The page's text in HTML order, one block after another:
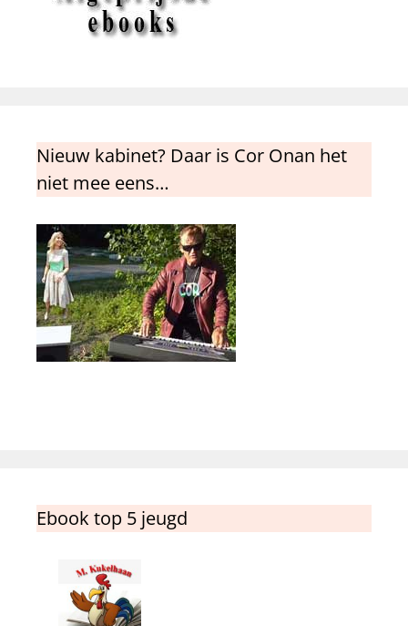
Nieuw kabinet? Daar is Cor Onan het
niet mee eens…
Ebook top 5 jeugd